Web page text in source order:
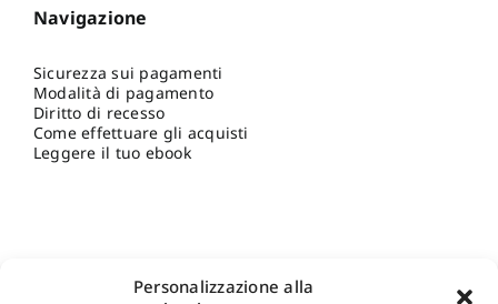
Personalizzazione alla
Navigazione
Sicurezza sui pagamenti
Modalità di pagamento
Diritto di recesso
Come effettuare gli acquisti
Leggere il tuo ebook